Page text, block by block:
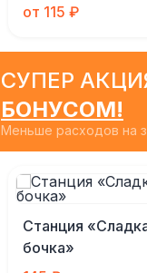
от 115 ₽
СУПЕР
БОНУСОМ!
Меньше расходов на
Станция
бочка»